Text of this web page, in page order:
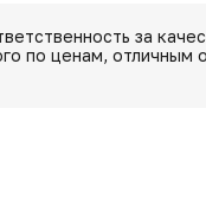
за
по ценам, отличным